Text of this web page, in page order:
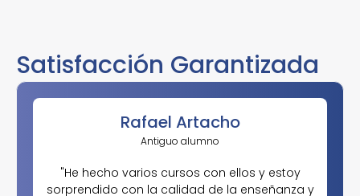
Satisfacción Garantizada
Rafael Artacho
Antiguo alumno
"He hecho varios cursos con ellos y estoy
sorprendido con la calidad de la enseñanza y